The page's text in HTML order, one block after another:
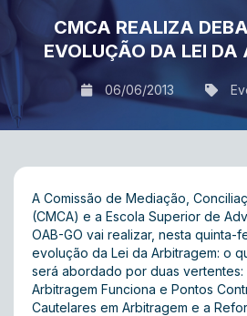
CMCA REALIZA
EVOLUÇÃO DA LEI DA
06/06/2013
A Comissão de Mediação,
(CMCA) e a Escola Superior de
OAB-GO vai realizar, nesta quinta-
evolução da Lei da Arbitragem: o
será abordado por duas vertentes:
Arbitragem Funciona e Pontos
Cautelares em Arbitragem e a